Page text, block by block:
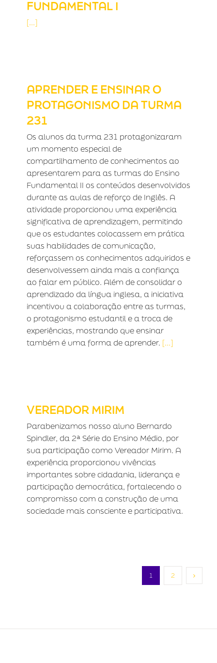
FUNDAMENTAL I
[...]
APRENDER E ENSINAR O
PROTAGONISMO DA TURMA
231
Os alunos da turma 231 protagonizaram
um momento especial de
compartilhamento de conhecimentos ao
apresentarem para as turmas do Ensino
Fundamental II os conteúdos desenvolvidos
durante as aulas de reforço de Inglês. A
atividade proporcionou uma experiência
significativa de aprendizagem, permitindo
que os estudantes colocassem em prática
suas habilidades de comunicação,
reforçassem os conhecimentos adquiridos e
desenvolvessem ainda mais a confiança
ao falar em público. Além de consolidar o
aprendizado da língua inglesa, a iniciativa
incentivou a colaboração entre as turmas,
o protagonismo estudantil e a troca de
experiências, mostrando que ensinar
também é uma forma de aprender. [...]
VEREADOR MIRIM
Parabenizamos nosso aluno Bernardo
Spindler, da 2ª Série do Ensino Médio, por
sua participação como Vereador Mirim. A
experiência proporcionou vivências
importantes sobre cidadania, liderança e
participação democrática, fortalecendo o
compromisso com a construção de uma
sociedade mais consciente e participativa.
1 2